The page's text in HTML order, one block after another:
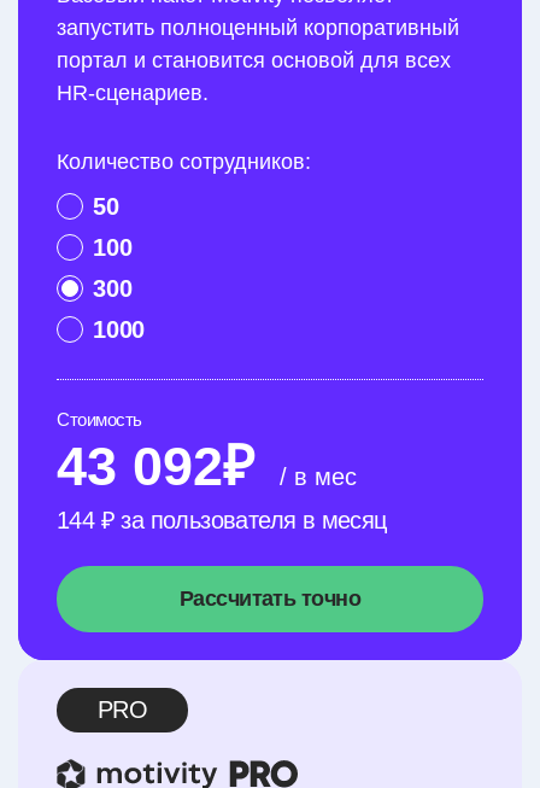
запустить полноценный корпоративный
портал и становится основой для всех
HR-сценариев.
Количество сотрудников:
50
100
300
1000
Стоимость
43 092₽
/ в мес
144 ₽ за пользователя в месяц
Рассчитать точно
PRO